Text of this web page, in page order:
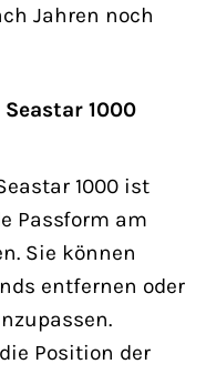
Jahren noch
1000
1000 ist
Passform am
Sie können
entfernen oder
Position der